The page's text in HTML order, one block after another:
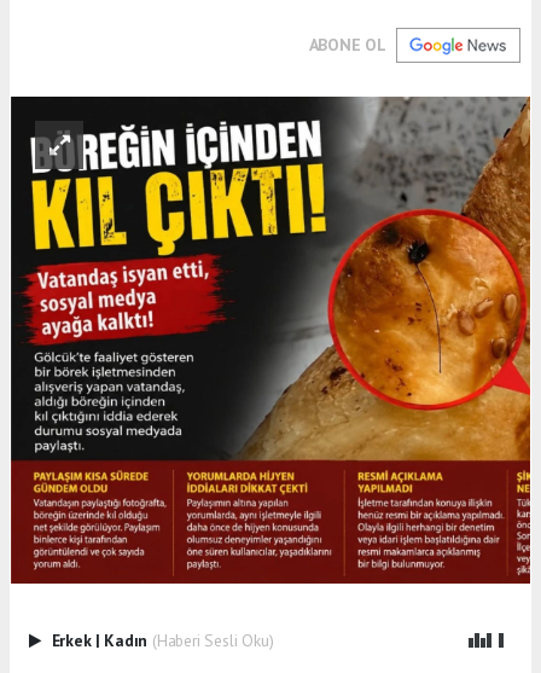
ABONE OL
Erkek | Kadın (Haberi Sesli Oku)